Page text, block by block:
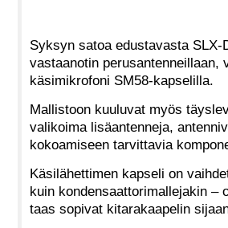
Syksyn satoa edustavasta
vastaanotin
käsimikrofoni SM58-kapselilla.
Mallistoon kuuluvat myös
valikoima lisäantenneja,
kokoamiseen tarvittavia
Käsilähettimen kapseli on
kuin kondensaattorimallejakin –
taas sopivat kitarakaapelin